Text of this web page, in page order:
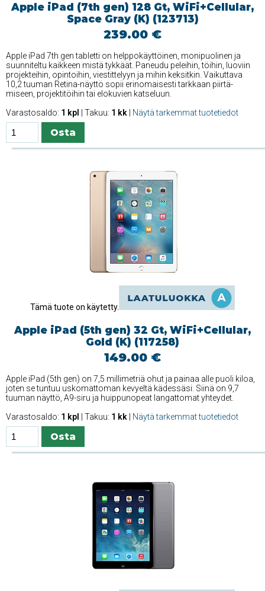
Apple iPad (7th gen) 128 Gt, WiFi+Cellular,
Space Gray (K) (123713)
239.00 €
Apple iPad 7th gen tabletti on helppokäyttöinen, monipuolinen ja
suunniteltu kaikkeen mistä tykkäät. Paneudu peleihin, töihin, luoviin
projekteihin, opintoihin, viestittelyyn ja mihin keksitkin. Vaikuttava
10,2 tuuman Retina-näyttö sopii erin­omaisesti tarkkaan piirtä­
miseen, projekti­töihin tai elokuvien katseluun.
Varastosaldo: 1 kpl | Takuu: 1 kk Näytä tarkemmat tuotetiedot
Tämä tuote on käytetty.
Apple iPad (5th gen) 32 Gt, WiFi+Cellular,
Gold (K) (117258)
149.00 €
Apple iPad (5th gen) on 7,5 millimetriä ohut ja painaa alle puoli kiloa,
joten se tuntuu uskomattoman kevyeltä kädessäsi. Siinä on 9,7
tuuman näyttö, A9-siru ja huippunopeat langattomat yhteydet.
Varastosaldo: 1 kpl | Takuu: 1 kk Näytä tarkemmat tuotetiedot